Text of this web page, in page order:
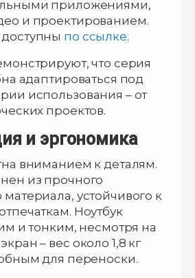
приложениями,
и проектированием.
по ссылке.
что серия
адаптироваться под
использования – от
проектов.
и эргономика
вниманием к деталям.
из прочного
устойчивого к
Ноутбук
и тонким, несмотря на
– вес около 1,8 кг
для переноски.